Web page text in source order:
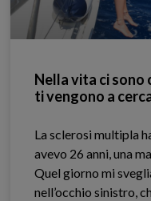
Nella vita ci sono
ti vengono a
La sclerosi multipla
avevo 26 anni, una
Quel giorno mi
nell’occhio sinistro,